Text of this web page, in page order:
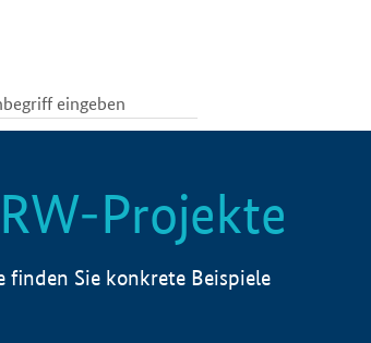
Projekte
Sie konkrete Beispiele